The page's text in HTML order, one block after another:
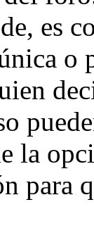
es
o
la
para